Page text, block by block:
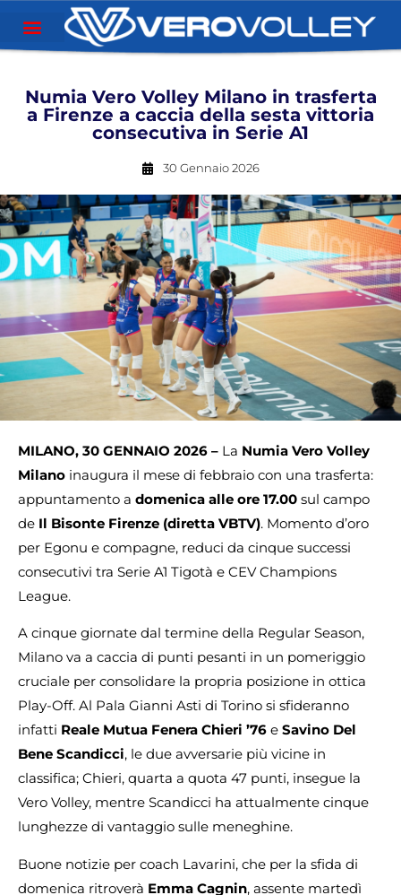
Numia Vero Volley Milano in trasferta
a Firenze a caccia della sesta vittoria
consecutiva in Serie A1
30 Gennaio 2026
MILANO, 30 GENNAIO 2026 – La Numia Vero Volley
Milano inaugura il mese di febbraio con una trasferta:
appuntamento a domenica alle ore 17.00 sul campo
de Il Bisonte Firenze (diretta VBTV). Momento d’oro
per Egonu e compagne, reduci da cinque successi
consecutivi tra Serie A1 Tigotà e CEV Champions
League.
A cinque giornate dal termine della Regular Season,
Milano va a caccia di punti pesanti in un pomeriggio
cruciale per consolidare la propria posizione in ottica
Play-Off. Al Pala Gianni Asti di Torino si sfideranno
infatti Reale Mutua Fenera Chieri ’76 e Savino Del
Bene Scandicci, le due avversarie più vicine in
classifica; Chieri, quarta a quota 47 punti, insegue la
Vero Volley, mentre Scandicci ha attualmente cinque
lunghezze di vantaggio sulle meneghine.
Buone notizie per coach Lavarini, che per la sfida di
domenica ritroverà Emma Cagnin, assente martedì